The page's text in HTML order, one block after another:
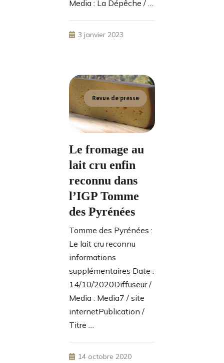
Media : La Dépêche / …
3 janvier 2023
Revue de presse
Le fromage au
lait cru enfin
reconnu dans
l’IGP Tomme
des Pyrénées
Tomme des Pyrénées :
Le lait cru reconnu
informations
supplémentaires Date :
14/10/2020Diffuseur /
Media : Media7 / site
internetPublication /
Titre …
14 octobre 2020